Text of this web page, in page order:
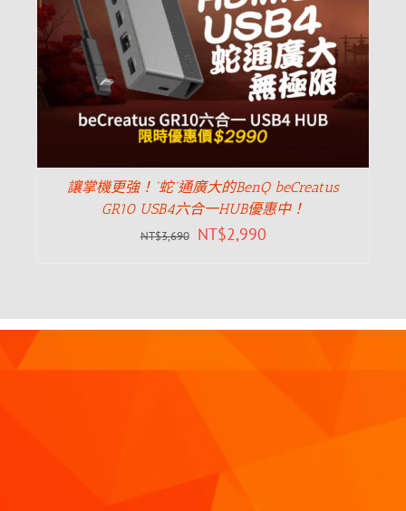
讓掌機更強！”蛇”通廣大的BenQ beCreatus
GR10 USB4六合一HUB優惠中！
NT$3,690 NT$2,990